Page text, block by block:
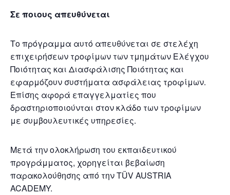
Σε ποιους απευθύνεται
Το πρόγραμμα αυτό απευθύνεται σε στελέχη
επιχειρήσεων τροφίμων των τμημάτων Ελέγχου
Ποιότητας και Διασφάλισης Ποιότητας και
εφαρμόζουν συστήματα ασφάλειας τροφίμων.
Επίσης αφορά επαγγελματίες που
δραστηριοποιούνται στον κλάδο των τροφίμων
με συμβουλευτικές υπηρεσίες.
Μετά την ολοκλήρωση του εκπαιδευτικού
προγράμματος, χορηγείται βεβαίωση
παρακολούθησης από την TÜV AUSTRIA
ACADEMY.